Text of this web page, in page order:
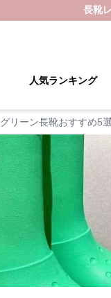
長靴
人気ランキング
グリーン長靴おすすめ5